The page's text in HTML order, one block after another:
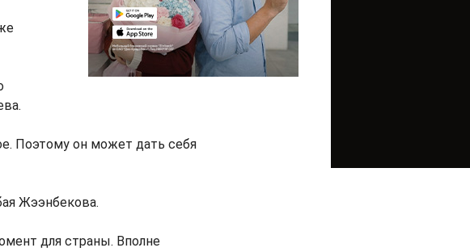
Поэтому он может дать себя
Жээнбекова.
для страны. Вполне